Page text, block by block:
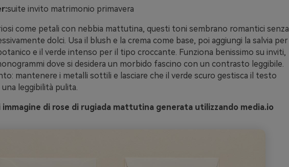
suite invito matrimonio primavera
come petali con nebbia mattutina, questi toni sembrano romantici senza
dolci. Usa il blush e la crema come base, poi aggiungi la salvia per
e il verde intenso per il tipo croccante. Funziona benissimo su inviti,
dove si desidera un morbido fascino con un contrasto leggibile.
mantenere i metalli sottili e lasciare che il verde scuro gestisca il testo
leggibilità pulita.
immagine di rose di rugiada mattutina generata utilizzando media.io